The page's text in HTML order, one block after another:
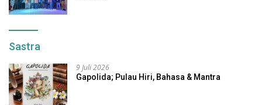
Sastra
9 Juli 2026
Gapolida; Pulau Hiri, Bahasa & Mantra